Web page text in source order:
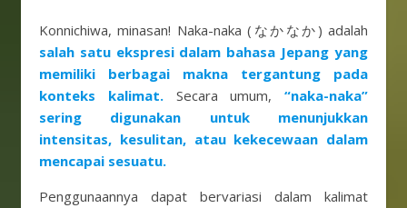
Konnichiwa, minasan! Naka-naka (なかなか) adalah
salah satu ekspresi dalam bahasa Jepang yang
memiliki berbagai makna tergantung pada
konteks kalimat.Secara umum, “naka-naka”
sering digunakan untuk menunjukkan
intensitas, kesulitan, atau kekecewaan dalam
mencapai sesuatu.
Penggunaannya dapat bervariasi dalam kalimat